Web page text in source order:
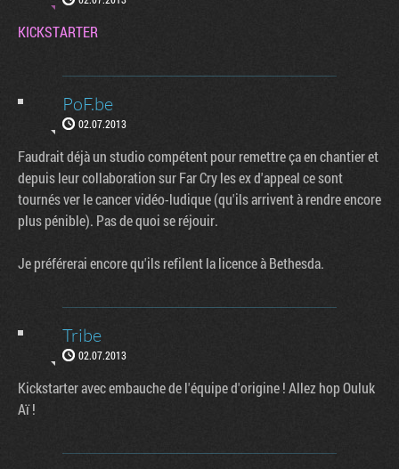
KICKSTARTER
PoF.be
02.07.2013
Faudrait déjà un studio compétent pour remettre ça en chantier et
depuis leur collaboration sur Far Cry les ex d'appeal ce sont
tournés ver le cancer vidéo-ludique (qu'ils arrivent à rendre encore
plus pénible). Pas de quoi se réjouir.
Je préférerai encore qu'ils refilent la licence à Bethesda.
Tribe
02.07.2013
Kickstarter avec embauche de l'équipe d'origine ! Allez hop Ouluk
Aï !